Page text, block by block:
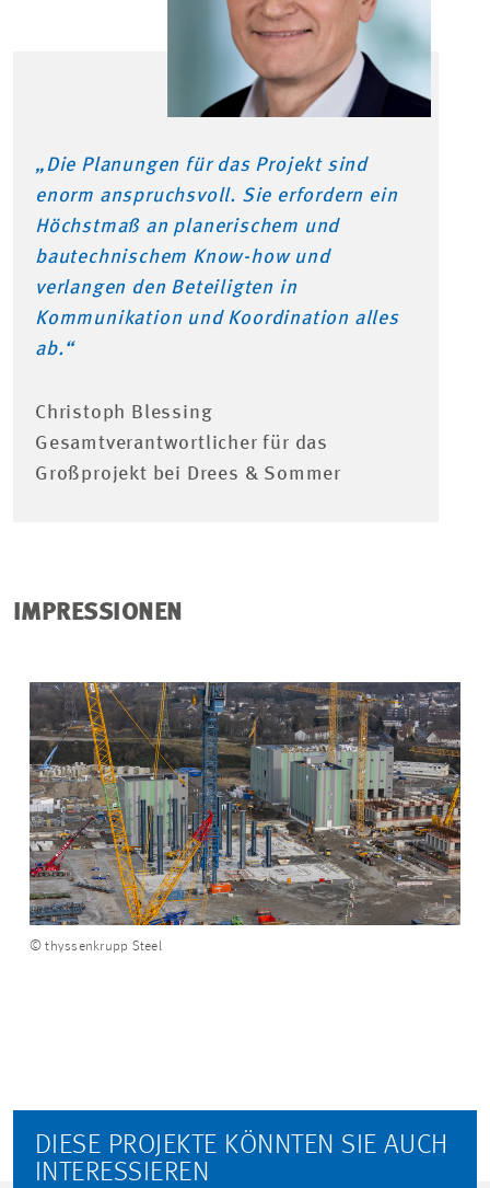
„Die Planungen für das Projekt sind
enorm anspruchsvoll. Sie erfordern ein
Höchstmaß an planerischem und
bautechnischem Know-how und
verlangen den Beteiligten in
Kommunikation und Koordination alles
ab.“
Christoph Blessing
Gesamtverantwortlicher für das
Großprojekt bei Drees & Sommer
IMPRESSIONEN
© thyssenkrupp Steel
DIESE PROJEKTE KÖNNTEN SIE AUCH
INTERESSIEREN